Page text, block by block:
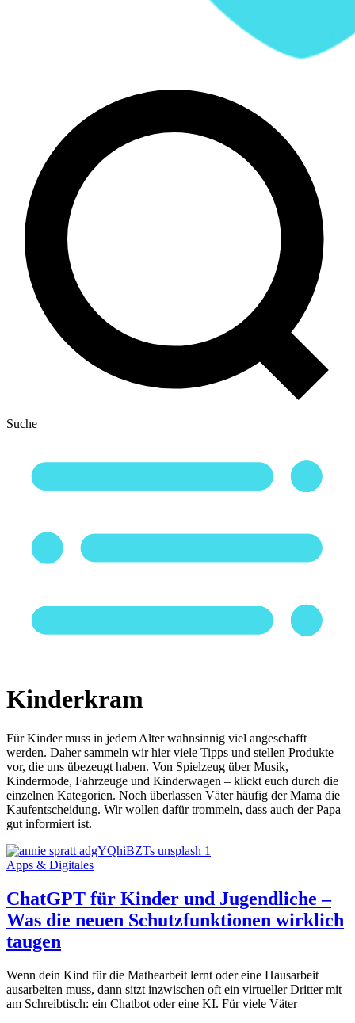
Suche
Kinderkram
Für Kinder muss in jedem Alter wahnsinnig viel angeschafft
werden. Daher sammeln wir hier viele Tipps und stellen Produkte
vor, die uns übezeugt haben. Von Spielzeug über Musik,
Kindermode, Fahrzeuge und Kinderwagen – klickt euch durch die
einzelnen Kategorien. Noch überlassen Väter häufig der Mama die
Kaufentscheidung. Wir wollen dafür trommeln, dass auch der Papa
gut informiert ist.
Apps & Digitales
ChatGPT für Kinder und Jugendliche –
Was die neuen Schutzfunktionen wirklich
taugen
Wenn dein Kind für die Mathearbeit lernt oder eine Hausarbeit
ausarbeiten muss, dann sitzt inzwischen oft ein virtueller Dritter mit
am Schreibtisch: ein Chatbot oder eine KI. Für viele Väter